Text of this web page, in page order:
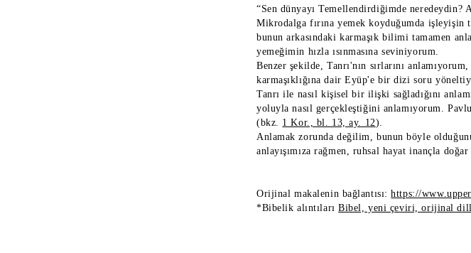
“Sen dünyayı Temellendirdiğimde neredeydin?
Mikrodalga fırına yemek koyduğumda
bunun arkasındaki karmaşık bilimi tamamen
yemeğimin hızla ısınmasına seviniyorum.
Benzer şekilde, Tanrı'nın sırlarını
karmaşıklığına dair Eyüp'e bir dizi soru
Tanrı ile nasıl kişisel bir ilişki sağladığını
yoluyla nasıl gerçekleştiğini anlamıyorum.
(bkz. 1 Kor., bl. 13, ay. 12).
Anlamak zorunda değilim, bunun böyle
anlayışımıza rağmen, ruhsal hayat inançla
Orijinal makalenin bağlantısı:https://
*Bibelik alıntılarıBibel, yeni çeviri, orijinal